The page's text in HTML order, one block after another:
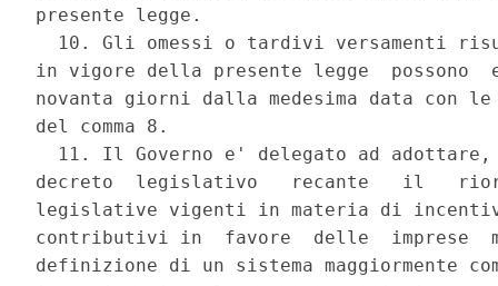
presente legge.
10. Gli omessi o tardivi versamenti
in vigore della presente legge  possono
novanta giorni dalla medesima data con
del comma 8.
11. Il Governo e' delegato ad
decreto  legislativo   recante   il
legislative vigenti in materia di
contributivi in  favore  delle  imprese
definizione di un sistema maggiormente